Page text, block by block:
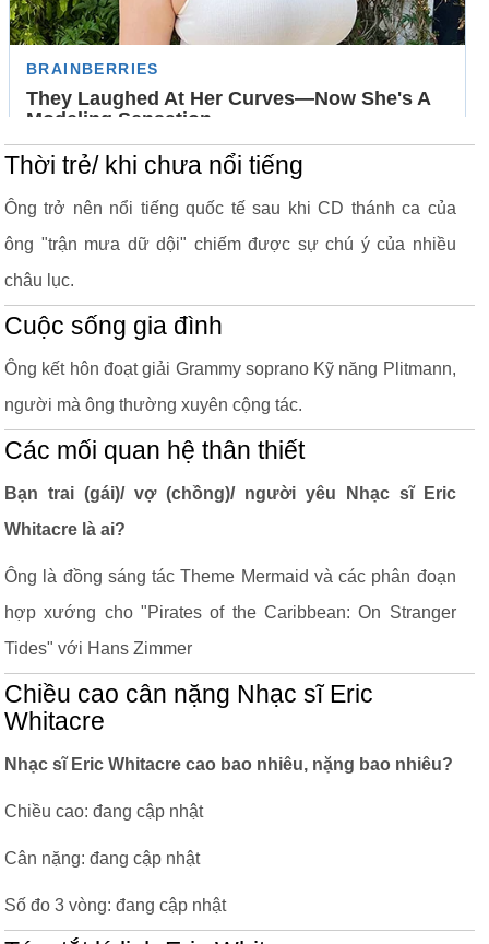
Thời trẻ/ khi chưa nổi tiếng
Ông trở nên nổi tiếng quốc tế sau khi CD thánh ca của
ông "trận mưa dữ dội" chiếm được sự chú ý của nhiều
châu lục.
Cuộc sống gia đình
Ông kết hôn đoạt giải Grammy soprano Kỹ năng Plitmann,
người mà ông thường xuyên cộng tác.
Các mối quan hệ thân thiết
Bạn trai (gái)/ vợ (chồng)/ người yêu Nhạc sĩ Eric
Whitacre là ai?
Ông là đồng sáng tác Theme Mermaid và các phân đoạn
hợp xướng cho "Pirates of the Caribbean: On Stranger
Tides" với Hans Zimmer
Chiều cao cân nặng Nhạc sĩ Eric
Whitacre
Nhạc sĩ Eric Whitacre cao bao nhiêu, nặng bao nhiêu?
Chiều cao: đang cập nhật
Cân nặng: đang cập nhật
Số đo 3 vòng: đang cập nhật